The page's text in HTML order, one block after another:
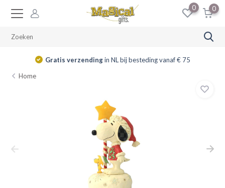
0 0
Gratis verzendingin NL bij besteding vanaf € 75
Home